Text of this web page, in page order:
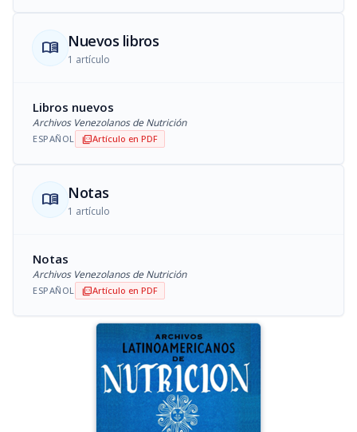
menu_book Nuevos libros
1 artículo
Libros nuevos
Archivos Venezolanos de Nutrición
ESPAÑOL picture_as_pdfArtículo en PDF
menu_book Notas
1 artículo
Notas
Archivos Venezolanos de Nutrición
ESPAÑOL picture_as_pdfArtículo en PDF